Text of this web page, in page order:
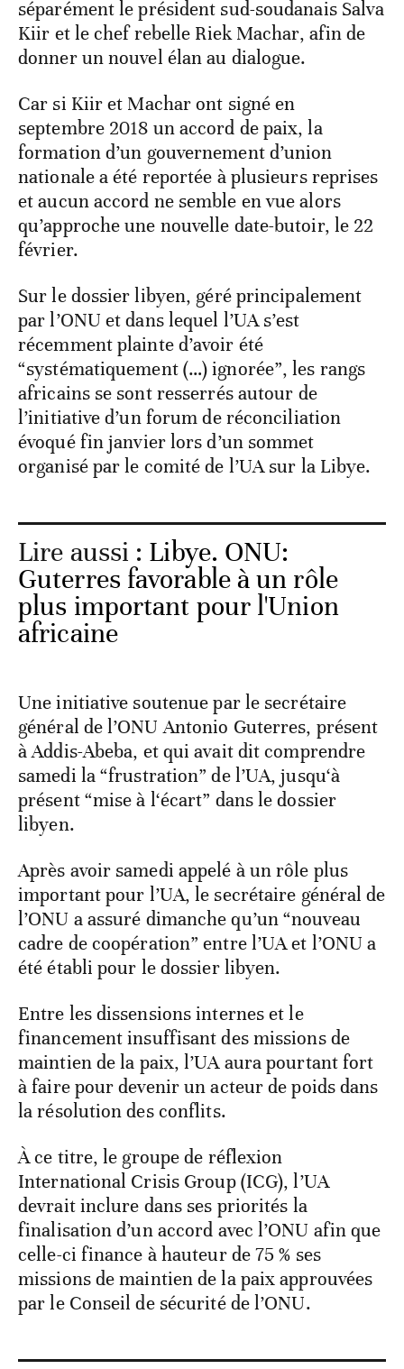
séparément le président sud-soudanais Salva
Kiir et le chef rebelle Riek Machar, afin de
donner un nouvel élan au dialogue.
Car si Kiir et Machar ont signé en
septembre 2018 un accord de paix, la
formation d’un gouvernement d’union
nationale a été reportée à plusieurs reprises
et aucun accord ne semble en vue alors
qu’approche une nouvelle date-butoir, le 22
février.
Sur le dossier libyen, géré principalement
par l’ONU et dans lequel l’UA s’est
récemment plainte d’avoir été
“systématiquement (…) ignorée”, les rangs
africains se sont resserrés autour de
l’initiative d’un forum de réconciliation
évoqué fin janvier lors d’un sommet
organisé par le comité de l’UA sur la Libye.
Lire aussi : Libye. ONU:
Guterres favorable à un rôle
plus important pour l'Union
africaine
Une initiative soutenue par le secrétaire
général de l’ONU Antonio Guterres, présent
à Addis-Abeba, et qui avait dit comprendre
samedi la “frustration” de l’UA, jusqu‘à
présent “mise à l‘écart” dans le dossier
libyen.
Après avoir samedi appelé à un rôle plus
important pour l’UA, le secrétaire général de
l’ONU a assuré dimanche qu’un “nouveau
cadre de coopération” entre l’UA et l’ONU a
été établi pour le dossier libyen.
Entre les dissensions internes et le
financement insuffisant des missions de
maintien de la paix, l’UA aura pourtant fort
à faire pour devenir un acteur de poids dans
la résolution des conflits.
À ce titre, le groupe de réflexion
International Crisis Group (ICG), l’UA
devrait inclure dans ses priorités la
finalisation d’un accord avec l’ONU afin que
celle-ci finance à hauteur de 75 % ses
missions de maintien de la paix approuvées
par le Conseil de sécurité de l’ONU.